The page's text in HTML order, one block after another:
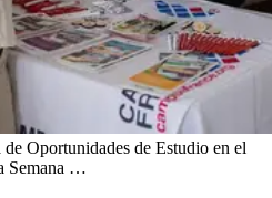
Oportunidades de Estudio en el
Semana …